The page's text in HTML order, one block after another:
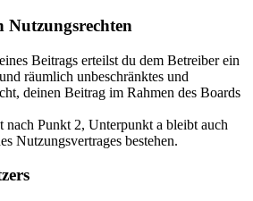
Beitrags erteilst du dem Betreiber ein
räumlich unbeschränktes und
deinen Beitrag im Rahmen des Boards
nach Punkt 2, Unterpunkt a bleibt auch
Nutzungsvertrages bestehen.